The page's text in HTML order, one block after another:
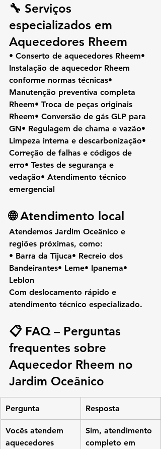
🔧 Serviços
especializados em
Aquecedores Rheem
• Conserto de aquecedores Rheem•
Instalação de aquecedor Rheem
conforme normas técnicas•
Manutenção preventiva completa
Rheem• Troca de peças originais
Rheem• Conversão de gás GLP para
GN• Regulagem de chama e vazão•
Limpeza interna e descarbonização•
Correção de falhas e códigos de
erro• Testes de segurança e
vedação• Atendimento técnico
emergencial
🌐 Atendimento local
Atendemos Jardim Oceânico e
regiões próximas, como:
• Barra da Tijuca• Recreio dos
Bandeirantes• Leme• Ipanema•
Leblon
Com deslocamento rápido e
atendimento técnico especializado.
📋 FAQ – Perguntas
frequentes sobre
Aquecedor Rheem no
Jardim Oceânico
Pergunta Resposta
Vocês atendem
aquecedores
Sim, atendimento
completo em